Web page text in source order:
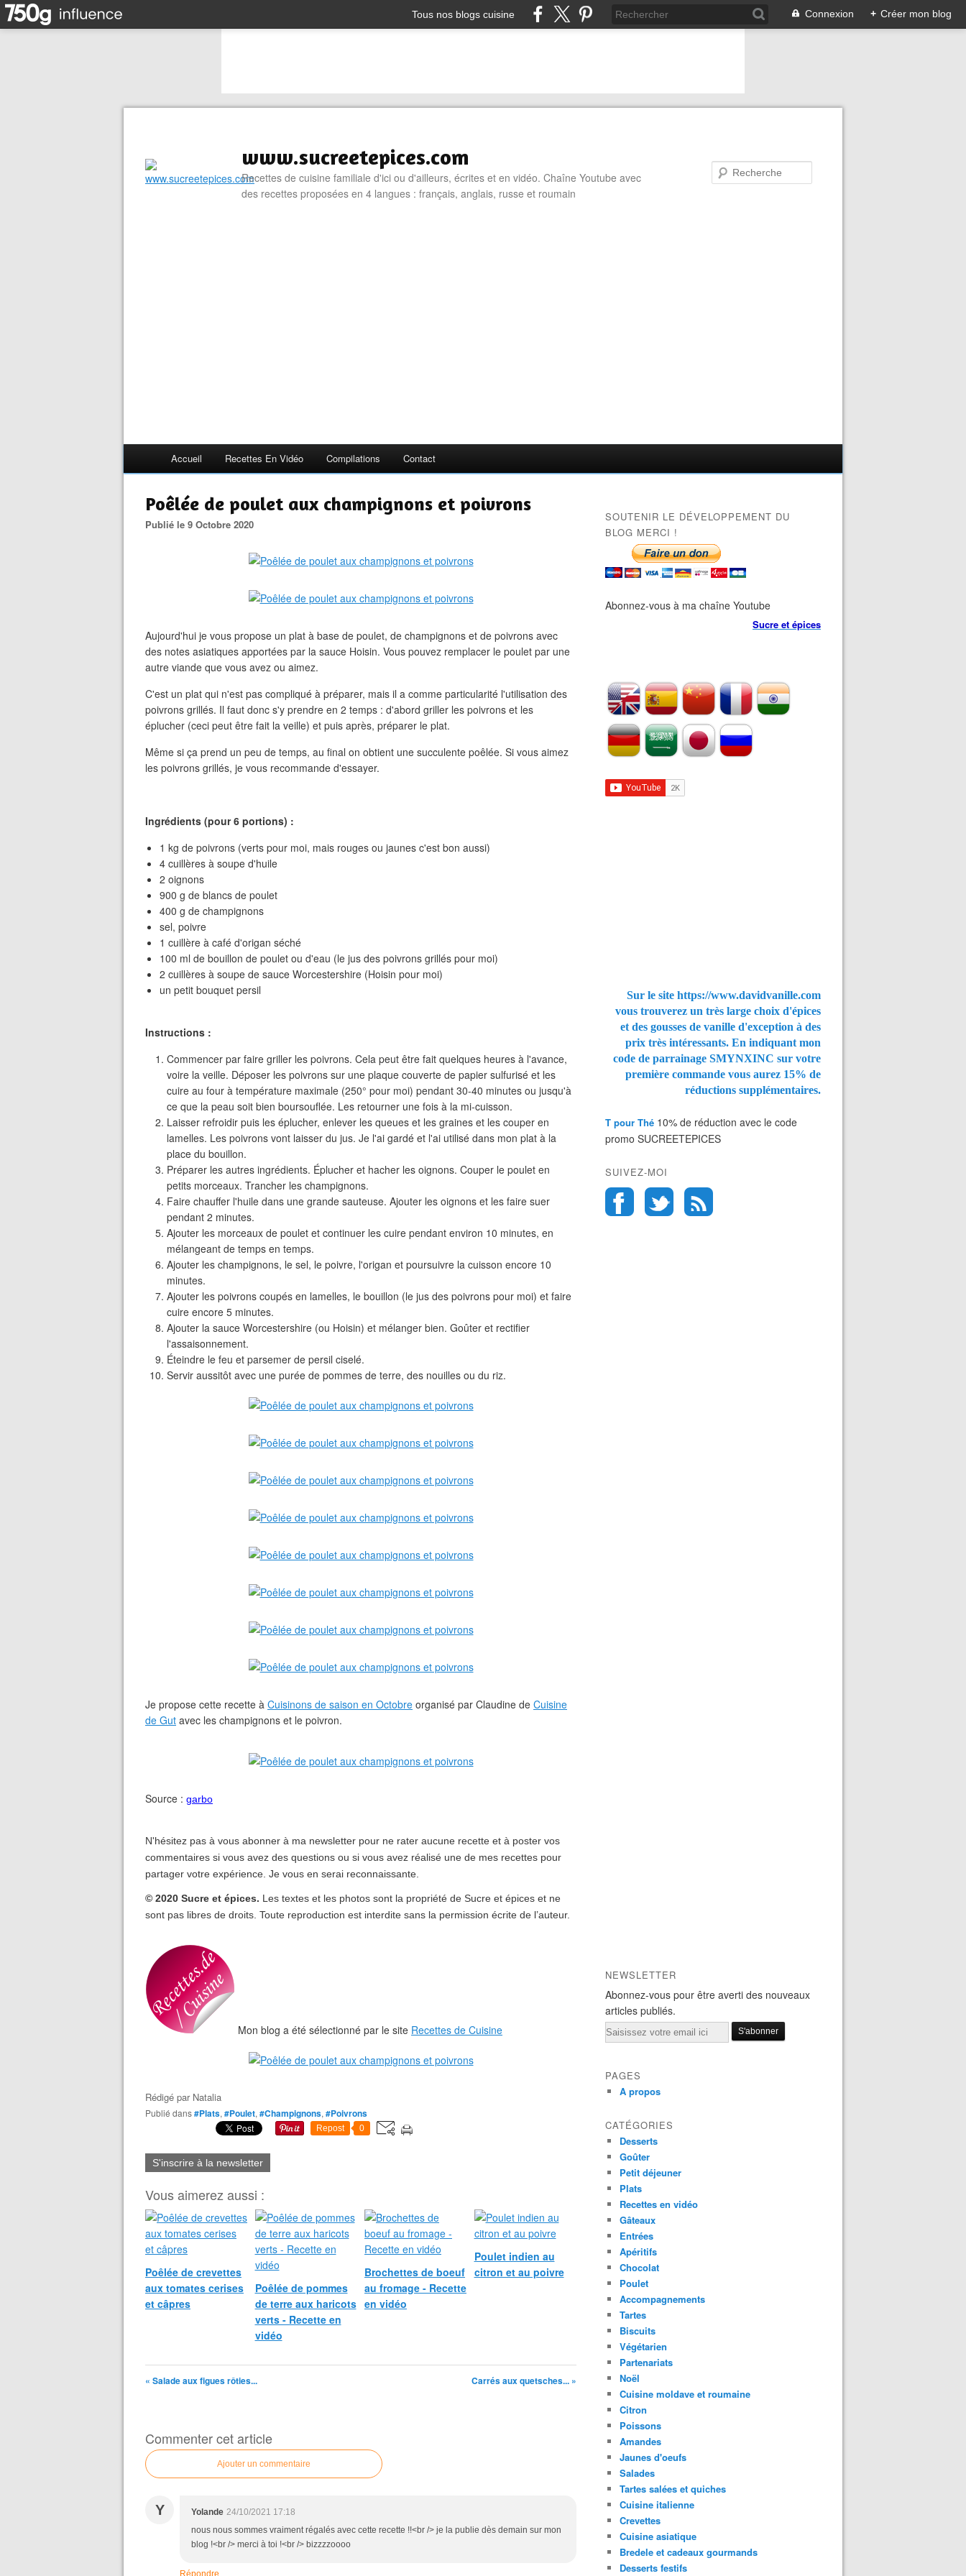
Tous nos blogs cuisine Connexion + Créer mon blog
www.sucreetepices.com
Recettes de cuisine familiale d'ici ou d'ailleurs, écrites et en vidéo. Chaîne Youtube avec
des recettes proposées en 4 langues : français, anglais, russe et roumain
Accueil Recettes En Vidéo Compilations Contact
Poêlée de poulet aux champignons et poivrons
Publié le 9 Octobre 2020
Aujourd'hui je vous propose un plat à base de poulet, de champignons et de poivrons avec
des notes asiatiques apportées par la sauce Hoisin. Vous pouvez remplacer le poulet par une
autre viande que vous avez ou aimez.
C'est un plat qui n'est pas compliqué à préparer, mais il a comme particularité l'utilisation des
poivrons grillés. Il faut donc s'y prendre en 2 temps : d'abord griller les poivrons et les
éplucher (ceci peut être fait la veille) et puis après, préparer le plat.
Même si ça prend un peu de temps, au final on obtient une succulente poêlée. Si vous aimez
les poivrons grillés, je vous recommande d'essayer.
Ingrédients (pour 6 portions) :
1 kg de poivrons (verts pour moi, mais rouges ou jaunes c'est bon aussi)
4 cuillères à soupe d'huile
2 oignons
900 g de blancs de poulet
400 g de champignons
sel, poivre
1 cuillère à café d'origan séché
100 ml de bouillon de poulet ou d'eau (le jus des poivrons grillés pour moi)
2 cuillères à soupe de sauce Worcestershire (Hoisin pour moi)
un petit bouquet persil
Instructions :
Commencer par faire griller les poivrons. Cela peut être fait quelques heures à l'avance,
voire la veille. Déposer les poivrons sur une plaque couverte de papier sulfurisé et les
cuire au four à température maximale (250° pour moi) pendant 30-40 minutes ou jusqu'à
ce que la peau soit bien boursouflée. Les retourner une fois à la mi-cuisson.
Laisser refroidir puis les éplucher, enlever les queues et les graines et les couper en
lamelles. Les poivrons vont laisser du jus. Je l'ai gardé et l'ai utilisé dans mon plat à la
place du bouillon.
Préparer les autres ingrédients. Éplucher et hacher les oignons. Couper le poulet en
petits morceaux. Trancher les champignons.
Faire chauffer l'huile dans une grande sauteuse. Ajouter les oignons et les faire suer
pendant 2 minutes.
Ajouter les morceaux de poulet et continuer les cuire pendant environ 10 minutes, en
mélangeant de temps en temps.
Ajouter les champignons, le sel, le poivre, l'origan et poursuivre la cuisson encore 10
minutes.
Ajouter les poivrons coupés en lamelles, le bouillon (le jus des poivrons pour moi) et faire
cuire encore 5 minutes.
Ajouter la sauce Worcestershire (ou Hoisin) et mélanger bien. Goûter et rectifier
l'assaisonnement.
Éteindre le feu et parsemer de persil ciselé.
Servir aussitôt avec une purée de pommes de terre, des nouilles ou du riz.
Je propose cette recette à Cuisinons de saison en Octobre organisé par Claudine de Cuisine
de Gut avec les champignons et le poivron.
Source : garbo
N'hésitez pas à vous abonner à ma newsletter pour ne rater aucune recette et à poster vos
commentaires si vous avez des questions ou si vous avez réalisé une de mes recettes pour
partager votre expérience. Je vous en serai reconnaissante.
© 2020 Sucre et épices. Les textes et les photos sont la propriété de Sucre et épices et ne
sont pas libres de droits. Toute reproduction est interdite sans la permission écrite de l’auteur.
Mon blog a été sélectionné par le site Recettes de Cuisine
Rédigé par Natalia
Publié dans#Plats, #Poulet, #Champignons, #Poivrons
Repost 0
S'inscrire à la newsletter
Vous aimerez aussi :
Poêlée de crevettes
aux tomates cerises
et câpres
Poêlée de pommes
de terre aux haricots
verts - Recette en
vidéo
Brochettes de boeuf
au fromage - Recette
en vidéo
Poulet indien au
citron et au poivre
« Salade aux figues rôties... Carrés aux quetsches... »
Commenter cet article
Ajouter un commentaire
Y Yolande 24/10/2021 17:18
nous nous sommes vraiment régalés avec cette recette !!<br /> je la publie dès demain sur mon
blog !<br /> merci à toi !<br /> bizzzzoooo
SOUTENIR LE DÉVELOPPEMENT DU
BLOG MERCI !
Abonnez-vous à ma chaîne Youtube
Sucre et épices
Sur le site https://www.davidvanille.com
vous trouverez un très large choix d'épices
et des gousses de vanille d'exception à des
prix très intéressants. En indiquant mon
code de parrainage SMYNXINC sur votre
première commande vous aurez 15% de
réductions supplémentaires.
T pour Thé 10% de réduction avec le code
promo SUCREETEPICES
SUIVEZ-MOI
NEWSLETTER
Abonnez-vous pour être averti des nouveaux
articles publiés.
Email
PAGES
A propos
CATÉGORIES
Desserts
Goûter
Petit déjeuner
Plats
Recettes en vidéo
Gâteaux
Entrées
Apéritifs
Chocolat
Poulet
Accompagnements
Tartes
Biscuits
Végétarien
Partenariats
Noël
Cuisine moldave et roumaine
Citron
Poissons
Amandes
Jaunes d'oeufs
Salades
Tartes salées et quiches
Cuisine italienne
Crevettes
Cuisine asiatique
Bredele et cadeaux gourmands
Desserts festifs